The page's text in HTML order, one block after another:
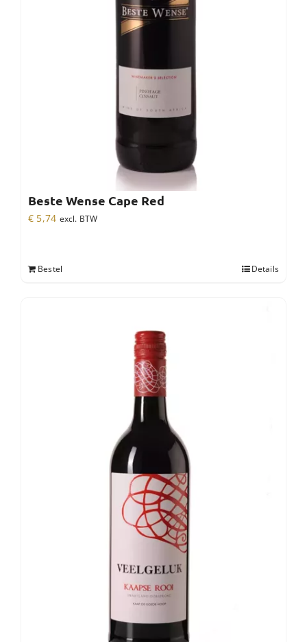
Beste Wense Cape Red
€ 5,74 excl. BTW
Bestel Details